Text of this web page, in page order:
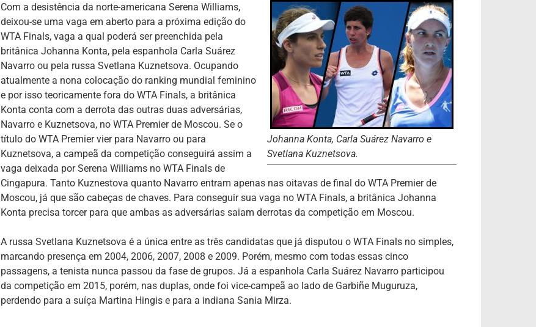
Johanna Konta, Carla Suárez Navarro e
Svetlana Kuznetsova.
Com a desistência da norte-americana Serena Williams,
deixou-se uma vaga em aberto para a próxima edição do
WTA Finals, vaga a qual poderá ser preenchida pela
britânica Johanna Konta, pela espanhola Carla Suárez
Navarro ou pela russa Svetlana Kuznetsova. Ocupando
atualmente a nona colocação do ranking mundial feminino
e por isso teoricamente fora do WTA Finals, a britânica
Konta conta com a derrota das outras duas adversárias,
Navarro e Kuznetsova, no WTA Premier de Moscou. Se o
título do WTA Premier vier para Navarro ou para
Kuznetsova, a campeã da competição conseguirá assim a
vaga deixada por Serena Williams no WTA Finals de
Cingapura. Tanto Kuznestova quanto Navarro entram apenas nas oitavas de final do WTA Premier de
Moscou, já que são cabeças de chaves. Para conseguir sua vaga no WTA Finals, a britânica Johanna
Konta precisa torcer para que ambas as adversárias saiam derrotas da competição em Moscou.
A russa Svetlana Kuznetsova é a única entre as três candidatas que já disputou o WTA Finals no simples,
marcando presença em 2004, 2006, 2007, 2008 e 2009. Porém, mesmo com todas essas cinco
passagens, a tenista nunca passou da fase de grupos. Já a espanhola Carla Suárez Navarro participou
da competição em 2015, porém, nas duplas, onde foi vice-campeã ao lado de Garbiñe Muguruza,
perdendo para a suíça Martina Hingis e para a indiana Sania Mirza.